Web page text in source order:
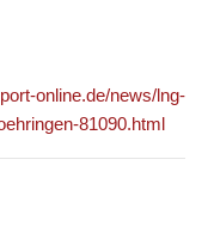
online.de/news/lng-
81090.html